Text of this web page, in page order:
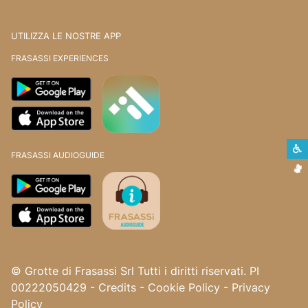
UTILIZZA LE NOSTRE APP
FRASASSI EXPERIENCES
FRASASSI AUDIOGUIDE
© Grotte di Frasassi Srl Tutti i diritti riservati. PI
00222050429 - Credits - Cookie Policy - Privacy
Policy